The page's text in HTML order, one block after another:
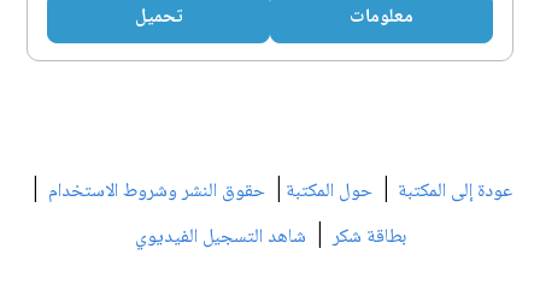
معلومات تحميل
عودة إلى المكتبة | حول المكتبة | حقوق النشر وشروط الاستخدام |
بطاقة شكر| شاهد التسجيل الفيديوي